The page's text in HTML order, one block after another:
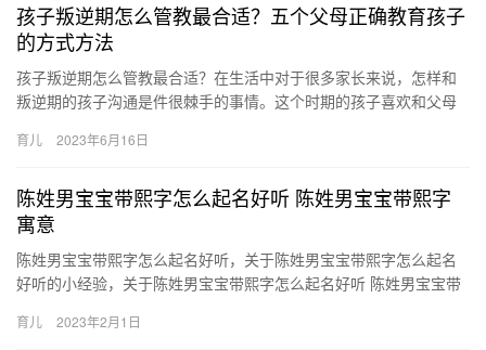
孩子叛逆期怎么管教最合适？五个父母正确教育孩子
的方式方法
孩子叛逆期怎么管教最合适？在生活中对于很多家长来说，怎样和
叛逆期的孩子沟通是件很棘手的事情。这个时期的孩子喜欢和父母
父 孩…
育儿 2023年6月16日
陈姓男宝宝带熙字怎么起名好听 陈姓男宝宝带熙字
寓意
陈姓男宝宝带熙字怎么起名好听，关于陈姓男宝宝带熙字怎么起名
好听的小经验，关于陈姓男宝宝带熙字怎么起名好听 陈姓男宝宝带
兴…
育儿 2023年2月1日